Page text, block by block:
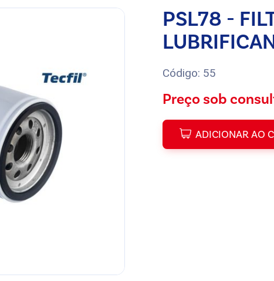
PSL78 -
Código: 55
Preço sob
ADICIONAR AO